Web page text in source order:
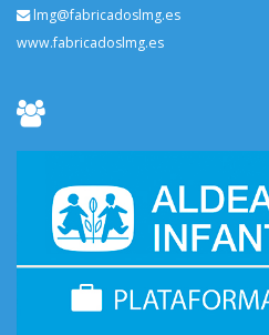
lmg@fabricadoslmg.es
www.fabricadoslmg.es